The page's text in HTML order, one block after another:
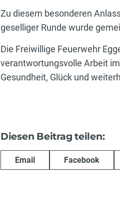
Zu diesem besonderen
geselliger Runde wurde
Die Freiwillige Feuerwehr
verantwortungsvolle Arbeit
Gesundheit, Glück und
Diesen Beitrag teilen:
Email Facebook